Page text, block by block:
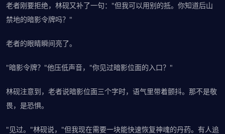
老者刚要拒绝，林砚又补了一句："但我可以用别的抵。你知道后山
禁地的暗影令牌吗？"
老者的眼睛瞬间亮了。
"暗影令牌？"他压低声音，"你见过暗影位面的入口？"
林砚注意到，老者说暗影位面三个字时，语气里带着颤抖。那不是敬
畏，是恐惧。
"见过。"林砚说，"但我现在需要一块能快速恢复神魂的丹药。有人追